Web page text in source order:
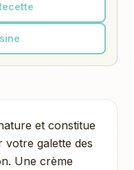
et constitue
galette des
Une crème